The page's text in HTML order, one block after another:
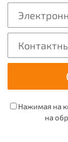
Нажимая на
на